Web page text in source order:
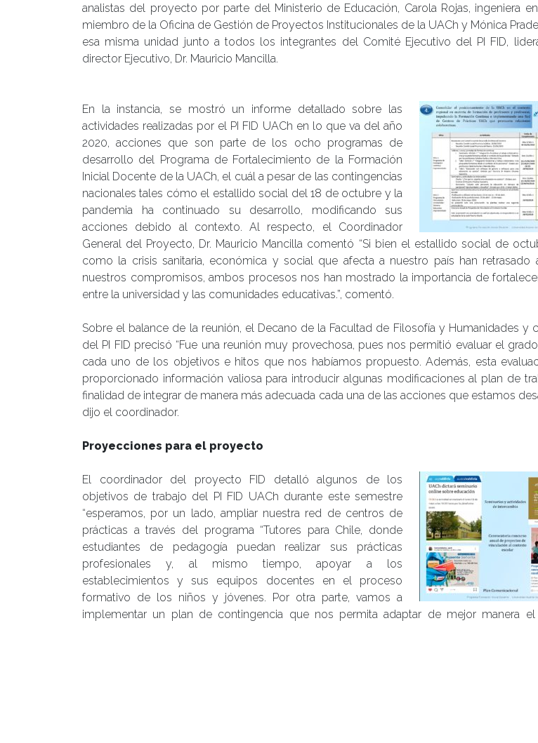
analistas del proyecto por parte del Ministerio de Educación, Carola Rojas, ingeniera
miembro de la Oficina de Gestión de Proyectos Institucionales de la UACh y Mónica
esa misma unidad junto a todos los integrantes del Comité Ejecutivo del PI FID,
director Ejecutivo, Dr. Mauricio Mancilla.
En la instancia, se mostró un informe detallado sobre las
actividades realizadas por el PI FID UACh en lo que va del año
2020, acciones que son parte de los ocho programas de
desarrollo del Programa de Fortalecimiento de la Formación
Inicial Docente de la UACh, el cuál a pesar de las contingencias
nacionales tales cómo el estallido social del 18 de octubre y la
pandemia ha continuado su desarrollo, modificando sus
acciones debido al contexto. Al respecto, el Coordinador
General del Proyecto, Dr. Mauricio Mancilla comentó “Si bien el estallido social de
como la crisis sanitaria, económica y social que afecta a nuestro país han retrasado
nuestros compromisos, ambos procesos nos han mostrado la importancia de
entre la universidad y las comunidades educativas.”, comentó.
Sobre el balance de la reunión, el Decano de la Facultad de Filosofía y Humanidades y
del PI FID precisó “Fue una reunión muy provechosa, pues nos permitió evaluar el
cada uno de los objetivos e hitos que nos habíamos propuesto. Además, esta
proporcionado información valiosa para introducir algunas modificaciones al plan de
finalidad de integrar de manera más adecuada cada una de las acciones que estamos
dijo el coordinador.
Proyecciones para el proyecto
El coordinador del proyecto FID detalló algunos de los
objetivos de trabajo del PI FID UACh durante este semestre
“esperamos, por un lado, ampliar nuestra red de centros de
prácticas a través del programa “Tutores para Chile, donde
estudiantes de pedagogía puedan realizar sus prácticas
profesionales y, al mismo tiempo, apoyar a los
establecimientos y sus equipos docentes en el proceso
formativo de los niños y jóvenes. Por otra parte, vamos a
implementar un plan de contingencia que nos permita adaptar de mejor manera el